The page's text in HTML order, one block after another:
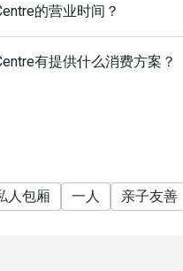
的营业时间？
有提供什么消费方案？
人包厢 一人 亲子友善